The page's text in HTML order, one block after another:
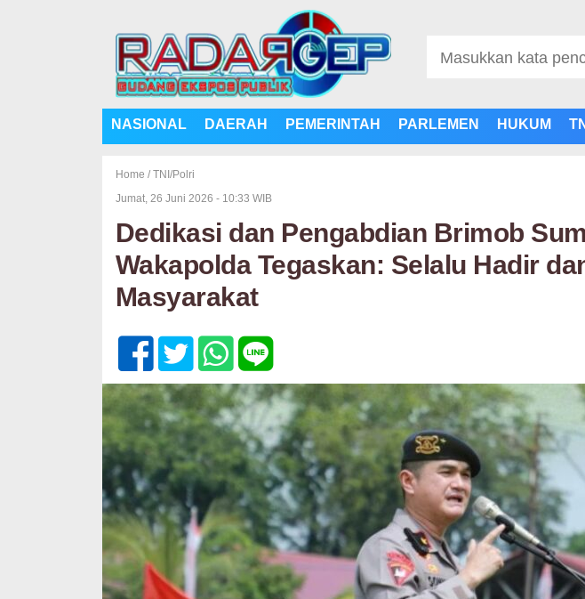
NASIONAL DAERAH PEMERINTAH PARLEMEN HUKUM
Home / TNI/Polri
Jumat, 26 Juni 2026 - 10:33 WIB
Dedikasi dan Pengabdian Brimob
Wakapolda Tegaskan: Selalu Hadir
Masyarakat